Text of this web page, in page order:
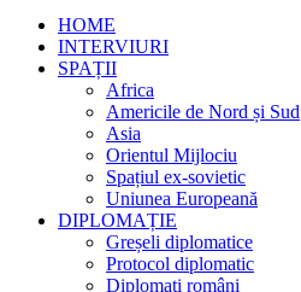
HOME
INTERVIURI
SPAȚII
Africa
Americile de Nord și Sud
Asia
Orientul Mijlociu
Spațiul ex-sovietic
Uniunea Europeană
DIPLOMAȚIE
Greșeli diplomatice
Protocol diplomatic
Diplomați români